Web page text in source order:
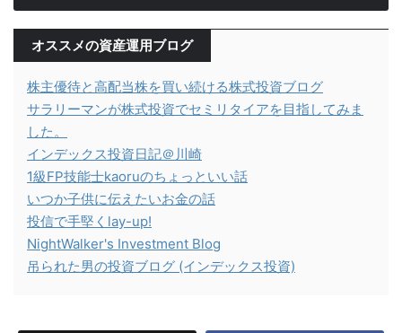
オススメの資産運用ブログ
株主優待と高配当株を買い続ける株式投資ブログ
サラリーマンが株式投資でセミリタイアを目指してみま
した。
インデックス投資日記＠川崎
1級FP技能士kaoruのちょっといい話
いつか子供に伝えたいお金の話
投信で手堅くlay-up!
NightWalker's Investment Blog
吊られた男の投資ブログ (インデックス投資)